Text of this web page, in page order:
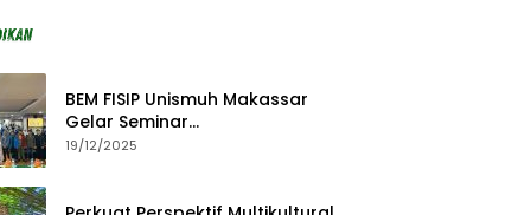
BEM FISIP Unismuh Makassar
Gelar Seminar
Keperempuanan, Bahas
19/12/2025